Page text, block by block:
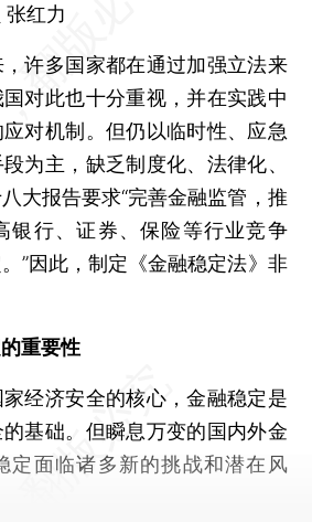
红力
多国家都在通过加强立法来
对此也十分重视，并在实践中
对机制。但仍以临时性、应急
为主，缺乏制度化、法律化、
大报告要求“完善金融监管，推
银行、证券、保险等行业竞争
”因此，制定《金融稳定法》非
重要性
济安全的核心，金融稳定是
基础。但瞬息万变的国内外金
定面临诸多新的挑战和潜在风